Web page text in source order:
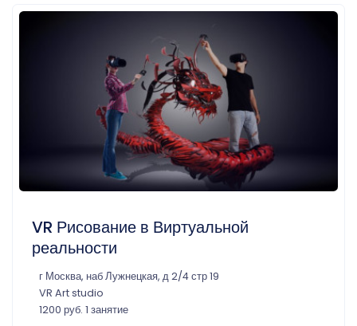
VR Рисование в Виртуальной
реальности
г Москва, наб Лужнецкая, д 2/4 стр 19
VR Art studio
1200 руб. 1 занятие